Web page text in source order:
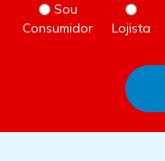
Sou
Consumidor
Lojista